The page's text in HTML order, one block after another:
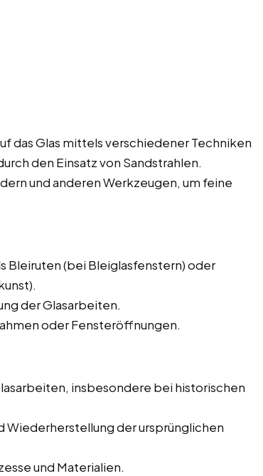
das Glas mittels verschiedener Techniken
den Einsatz von Sandstrahlen.
und anderen Werkzeugen, um feine
Bleiruten (bei Bleiglasfenstern) oder
der Glasarbeiten.
oder Fensteröffnungen.
insbesondere bei historischen
Wiederherstellung der ursprünglichen
und Materialien.